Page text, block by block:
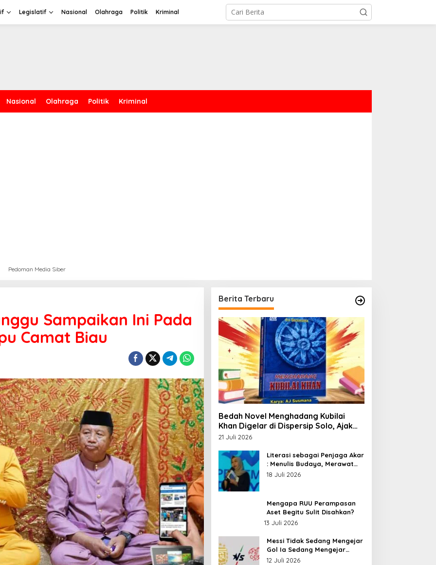
Legislatif Nasional Olahraga Politik Kriminal
Nasional Olahraga Politik Kriminal
Pedoman Media Siber
Sampaikan Ini Pada
Camat Biau
Berita Terbaru
Bedah Novel Menghadang Kubilai
Khan Digelar di Dispersip Solo, Ajak
Publik Menyelami Heroisme Leluhur
21 Juli 2026
Literasi sebagai Penjaga Akar
: Menulis Budaya, Merawat
Identitas
18 Juli 2026
Mengapa RUU Perampasan
Aset Begitu Sulit Disahkan?
13 Juli 2026
Messi Tidak Sedang Mengejar
Gol Ia Sedang Mengejar
Keabadian
12 Juli 2026